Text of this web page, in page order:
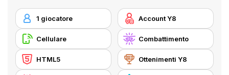
1 giocatore Account Y8
Cellulare Combattimento
HTML5 Ottenimenti Y8